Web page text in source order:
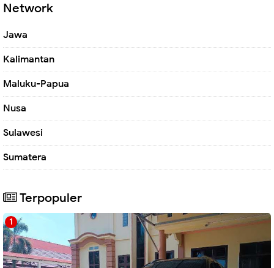
Network
Jawa
Kalimantan
Maluku-Papua
Nusa
Sulawesi
Sumatera
Terpopuler